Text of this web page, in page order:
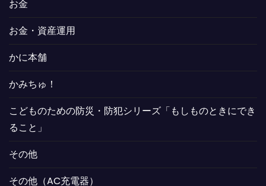
お金
お金・資産運用
かに本舗
かみちゅ！
こどものための防災・防犯シリーズ「もしものときにでき
ること」
その他
その他（AC充電器）